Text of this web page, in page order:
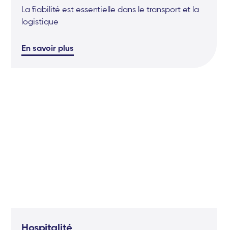
La fiabilité est essentielle dans le transport et la
logistique
En savoir plus
Hospitalité